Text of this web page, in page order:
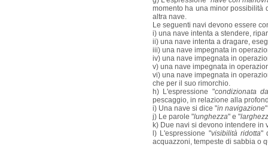
momento ha una minor possibilità
altra nave.
Le seguenti navi devono essere
i) una nave intenta a stendere,
ii) una nave intenta a dragare,
iii) una nave impegnata in
iv) una nave impegnata in
v) una nave impegnata in
vi) una nave impegnata in
che per il suo rimorchio.
h) L'espressione "condizionata
pescaggio, in relazione alla
i) Una nave si dice "in navigazione
j) Le parole "lunghezza" e "
k) Due navi si devono intendere
l) L'espressione "visibilità ridotta"
acquazzoni, tempeste di sabbia o